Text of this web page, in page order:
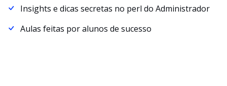
Insights e dicas secretas no perfil do Administrador
Aulas feitas por alunos de sucesso